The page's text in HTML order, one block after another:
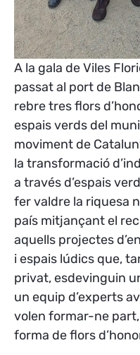
A la gala de Viles
passat al port de
rebre tres flors
espais verds del
moviment de
la transformació
a través d’espais
fer valdre la riquesa
país mitjançant el
aquells projectes
i espais lúdics que,
privat, esdevinguin
un equip d’experts
volen formar-ne
forma de flors